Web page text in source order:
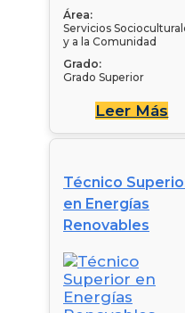
Área:
Servicios
y a la Comunidad
Grado:
Grado Superior
Leer Más
Técnico
en Energías
Renovables